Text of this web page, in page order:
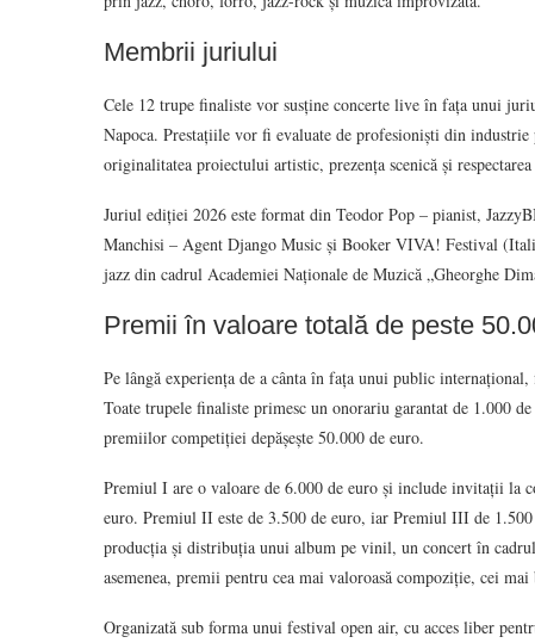
Membrii juriului
Cele 12 trupe finaliste vor susține concerte live în fața unui
Napoca. Prestațiile vor fi evaluate de profesioniști din
originalitatea proiectului artistic, prezența scenică și
Juriul ediției 2026 este format din Teodor Pop – pianist,
Manchisi – Agent Django Music și Booker VIVA! Festival
jazz din cadrul Academiei Naționale de Muzică „Gheorghe
Premii în valoare totală de peste
Pe lângă experiența de a cânta în fața unui public
Toate trupele finaliste primesc un onorariu garantat de 1.000
premiilor competiției depășește 50.000 de euro.
Premiul I are o valoare de 6.000 de euro și include invitații la
euro. Premiul II este de 3.500 de euro, iar Premiul III de
producția și distribuția unui album pe vinil, un concert în
asemenea, premii pentru cea mai valoroasă compoziție, cei
Organizată sub forma unui festival open air, cu acces liber